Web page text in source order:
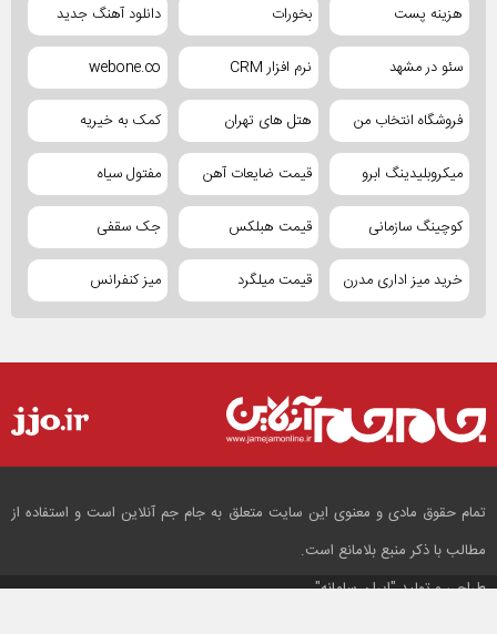
هزینه پست بخورات دانلود آهنگ جدید
سئو در مشهد نرم افزار CRM webone.co
فروشگاه انتخاب من هتل های تهران کمک به خیریه
میکروبلیدینگ ابرو قیمت ضایعات آهن مفتول سیاه
کوچینگ سازمانی قیمت هبلکس جک سقفی
خرید میز اداری مدرن قیمت میلگرد میز کنفرانس
تمام حقوق مادی و معنوی این سایت متعلق به جام جم آنلاین است و استفاده از
مطالب با ذکر منبع بلامانع است.
طراحی و تولید"ایران سامانه"